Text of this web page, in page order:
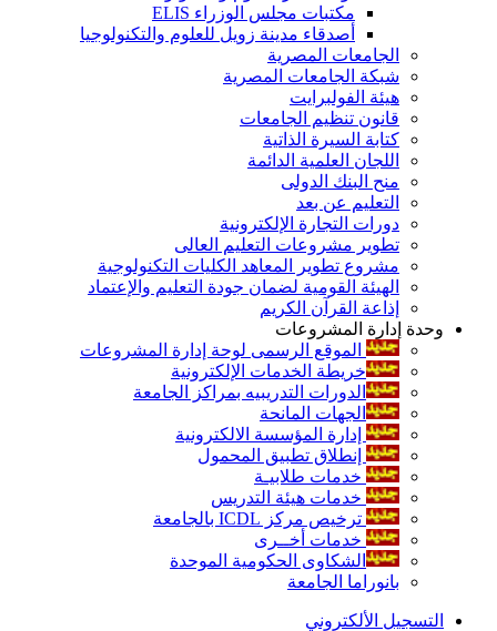
مكتبات مجلس الوزراء ELIS
أصدقاء مدينة زويل للعلوم والتكنولوجيا
الجامعات المصرية
شبكة الجامعات المصرية
هيئة الفولبرايت
قانون تنظيم الجامعات
كتابة السيرة الذاتية
اللجان العلمية الدائمة
منح البنك الدولى
التعليم عن بعد
دورات التجارة الإلكترونية
تطوير مشروعات التعليم العالى
مشروع تطوير المعاهد الكليات التكنولوجية
الهيئة القومية لضمان جودة التعليم والإعتماد
إذاعة القرآن الكريم
وحدة إدارة المشروعات
الموقع الرسمى لوحة إدارة المشروعات
خريطة الخدمات الإلكترونية
الدورات التدريبيه بمراكز الجامعة
الجهات المانحة
إدارة المؤسسة الالكترونية
إنطلاق تطبيق المحمول
خدمات طلابيـة
خدمات هيئة التدريس
ترخيص مركز ICDL بالجامعة
خدمات أخــرى
الشكاوى الحكومية الموحدة
بانوراما الجامعة
التسجيل الألكتروني